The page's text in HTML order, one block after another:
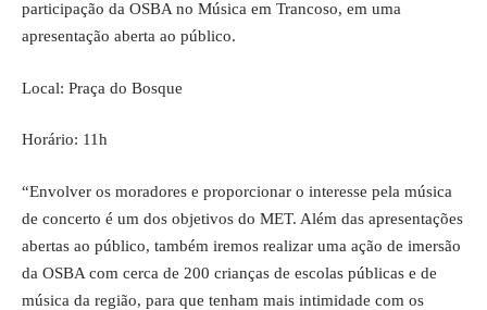
participação da OSBA no Música em Trancoso, em uma
apresentação aberta ao público.
Local: Praça do Bosque
Horário: 11h
“Envolver os moradores e proporcionar o interesse pela música
de concerto é um dos objetivos do MET. Além das apresentações
abertas ao público, também iremos realizar uma ação de imersão
da OSBA com cerca de 200 crianças de escolas públicas e de
música da região, para que tenham mais intimidade com os